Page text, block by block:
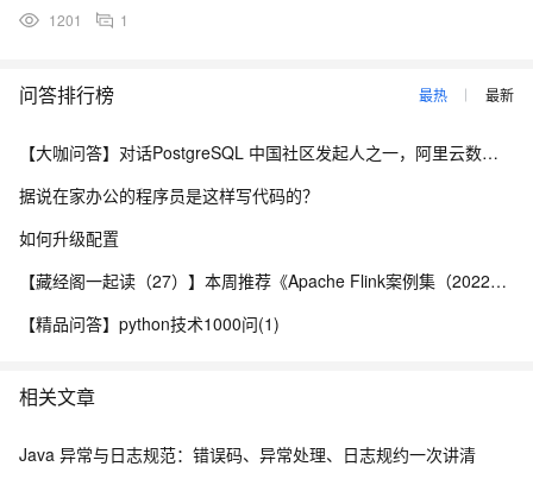
1201 1
问答排行榜 最热 最新
【大咖问答】对话PostgreSQL 中国社区发起人之一，阿里云数据库高级专家 德哥
据说在家办公的程序员是这样写代码的？
如何升级配置
【藏经阁一起读（27）】本周推荐《Apache Flink案例集（2022版）》，你有哪些心得？
【精品问答】python技术1000问(1)
相关文章
Java 异常与日志规范：错误码、异常处理、日志规约一次讲清